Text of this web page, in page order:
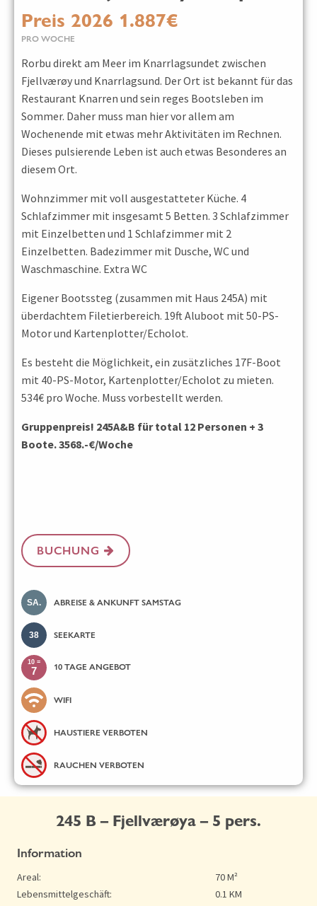
Preis 2026 1.887€
PRO WOCHE
Rorbu direkt am Meer im Knarrlagsundet zwischen
Fjellværøy und Knarrlagsund. Der Ort ist bekannt für das
Restaurant Knarren und sein reges Bootsleben im
Sommer. Daher muss man hier vor allem am
Wochenende mit etwas mehr Aktivitäten im Rechnen.
Dieses pulsierende Leben ist auch etwas Besonderes an
diesem Ort.
Wohnzimmer mit voll ausgestatteter Küche. 4
Schlafzimmer mit insgesamt 5 Betten. 3 Schlafzimmer
mit Einzelbetten und 1 Schlafzimmer mit 2
Einzelbetten. Badezimmer mit Dusche, WC und
Waschmaschine. Extra WC
Eigener Bootssteg (zusammen mit Haus 245A) mit
überdachtem Filetierbereich. 19ft Aluboot mit 50-PS-
Motor und Kartenplotter/Echolot.
Es besteht die Möglichkeit, ein zusätzliches 17F-Boot
mit 40-PS-Motor, Kartenplotter/Echolot zu mieten.
534€ pro Woche. Muss vorbestellt werden.
Gruppenpreis! 245A&B für total 12 Personen + 3
Boote. 3568.-€/Woche
BUCHUNG
SA. ABREISE & ANKUNFT SAMSTAG
38 SEEKARTE
10 =
7 10 TAGE ANGEBOT
WIFI
HAUSTIERE VERBOTEN
RAUCHEN VERBOTEN
245 B – Fjellværøya – 5 pers.
Information
Areal:
70 M²
Lebensmittelgeschäft:
0.1 KM